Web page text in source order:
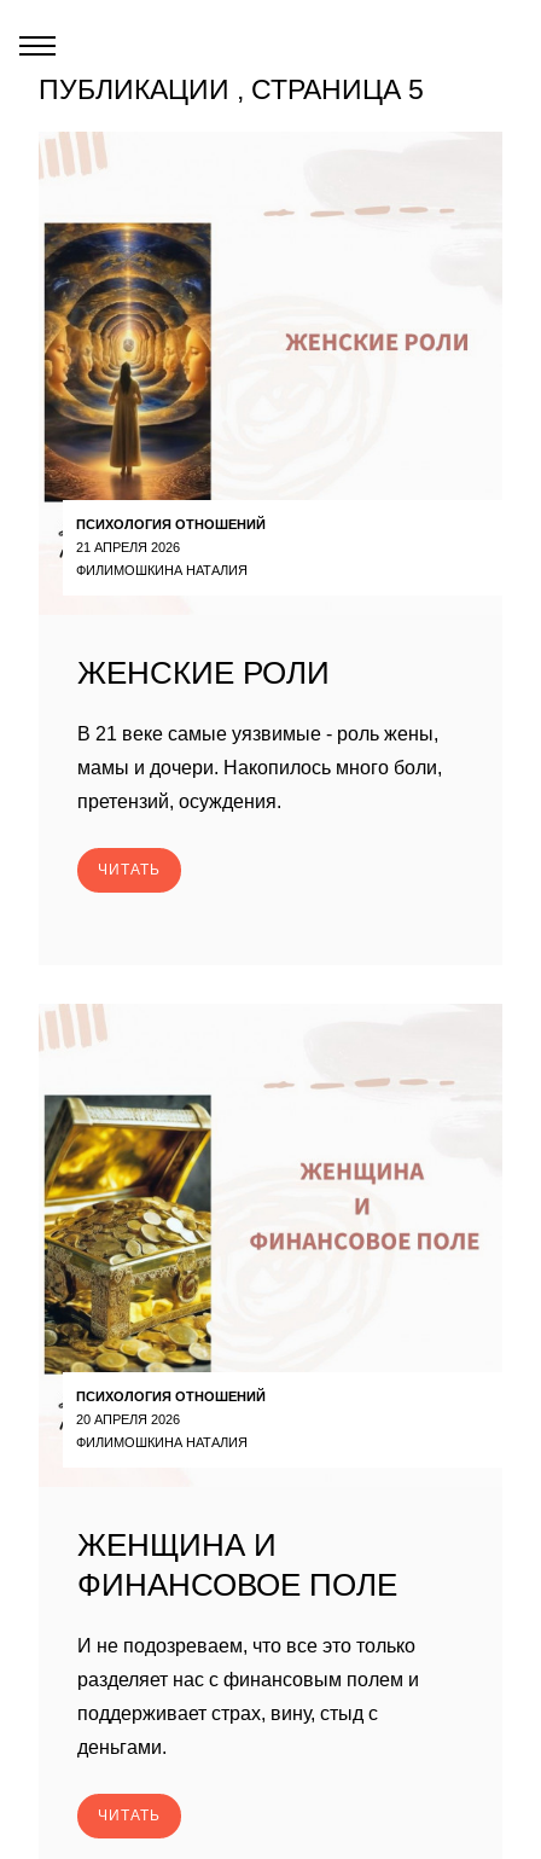
ПУБЛИКАЦИИ , СТРАНИЦА 5
ПСИХОЛОГИЯ ОТНОШЕНИЙ
21 АПРЕЛЯ 2026
ФИЛИМОШКИНА НАТАЛИЯ
ЖЕНСКИЕ РОЛИ
В 21 веке самые уязвимые - роль жены,
мамы и дочери. Накопилось много боли,
претензий, осуждения.
ЧИТАТЬ
ПСИХОЛОГИЯ ОТНОШЕНИЙ
20 АПРЕЛЯ 2026
ФИЛИМОШКИНА НАТАЛИЯ
ЖЕНЩИНА И
ФИНАНСОВОЕ ПОЛЕ
И не подозреваем, что все это только
разделяет нас с финансовым полем и
поддерживает страх, вину, стыд с
деньгами.
ЧИТАТЬ